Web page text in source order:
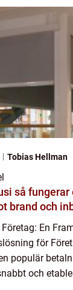
Tobias Hellman
brand och
En
för
populär
och